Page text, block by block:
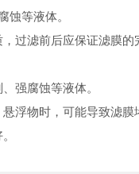
蚀等液体。
过滤前后应保证滤膜的
强腐蚀等液体。
浮物时，可能导致滤